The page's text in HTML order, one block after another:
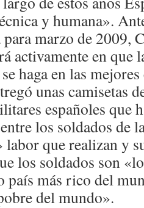
y humana».
marzo de 2009,
activamente en que
haga en las
unas camisetas
españoles que
los soldados de
que realizan y
los soldados son
país más rico del
del mundo».